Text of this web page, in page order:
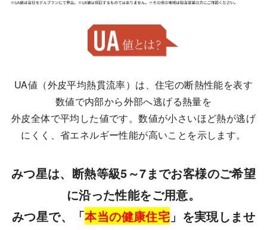
UA値（外皮平均熱貫流率）は、住宅の断熱性能を表す
数値で内部から外部へ逃げる熱量を
外皮全体で平均した値です。数値が小さいほど熱が逃げ
にくく、省エネルギー性能が高いことを示します。
みつ星は、断熱等級5～7までお客様のご希望
に沿った性能をご用意。
みつ星で、「本当の健康住宅 」を実現しませ